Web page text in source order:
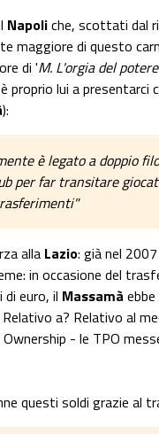
Napoliche, scottati dal
maggiore di questo
di 'M. L'orgia del
proprio lui a presentarci
):
è legato a doppio
per far transitare
alla Lazio: già nel 2007
in occasione del
di euro, il Massamà
a? Relativo al
- le TPO
questi soldi grazie al